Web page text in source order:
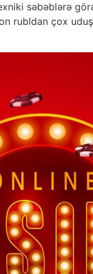
səbəblərə
rubldan çox